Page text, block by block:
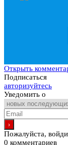
Открыть
Подписаться
авторизуйтесь
Уведомить о
Пожалуйста,
0 комментариев